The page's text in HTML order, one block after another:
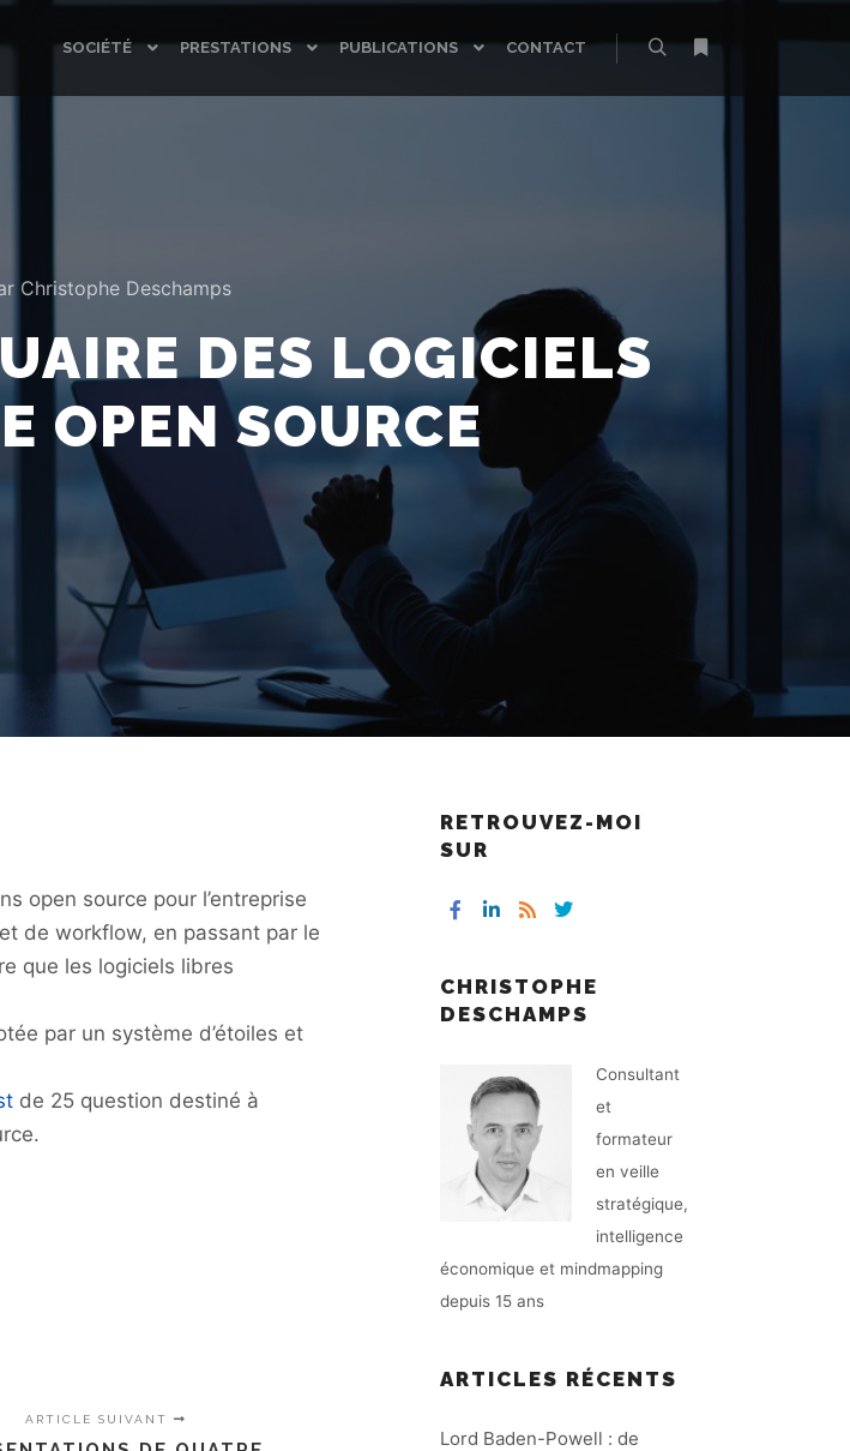
SOCIÉTÉ PRESTATIONS PUBLICATIONS
CONTACT
Christophe Deschamps
DES LOGICIELS
OPEN SOURCE
open source pour l’entreprise
de workflow, en passant par le
que les logiciels libres
par un système d’étoiles et
de 25 question destiné à
ARTICLE SUIVANT
RETROUVEZ-MOI
SUR
CHRISTOPHE
DESCHAMPS
Consultant
et
formateur
en veille
stratégique,
intelligence
économique et mindmapping
depuis 15 ans
ARTICLES RÉCENTS
Lord Baden-Powell : de